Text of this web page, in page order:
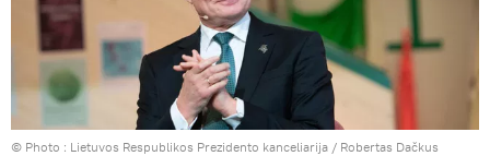
© Photo : Lietuvos Respublikos Prezidento kanceliarija / Robertas Dačkus